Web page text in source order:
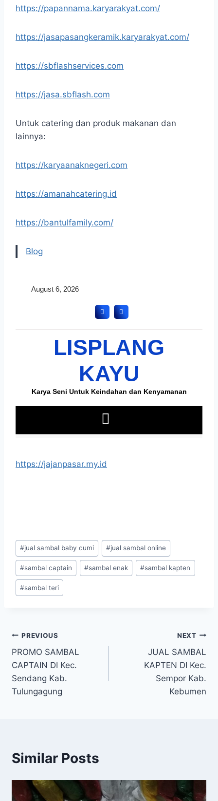
https://papannama.karyarakyat.com/
https://jasapasangkeramik.karyarakyat.com/
https://sbflashservices.com
https://jasa.sbflash.com
Untuk catering dan produk makanan dan
lainnya:
https://karyaanaknegeri.com
https://amanahcatering.id
https://bantulfamily.com/
Blog
https://jajanpasar.my.id
#jual sambal baby cumi #jual sambal online
#sambal captain #sambal enak #sambal kapten
#sambal teri
PREVIOUS
PROMO SAMBAL
CAPTAIN DI Kec.
Sendang Kab.
Tulungagung
NEXT
JUAL SAMBAL
KAPTEN DI Kec.
Sempor Kab.
Kebumen
Similar Posts